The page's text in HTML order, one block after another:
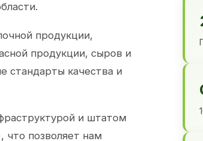
продукции,
продукции, сыров и
стандарты качества и
и штатом
что позволяет нам